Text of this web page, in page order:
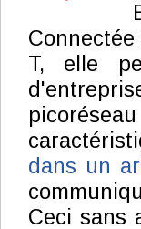
T, elle
dans un
Ceci sans